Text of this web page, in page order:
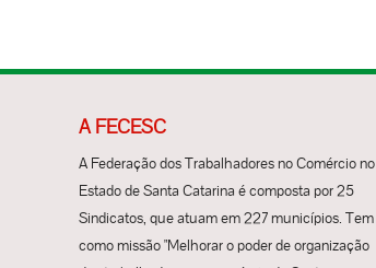
A FECESC
A Federação dos Trabalhadores no Comércio no
Estado de Santa Catarina é composta por 25
Sindicatos, que atuam em 227 municípios. Tem
como missão "Melhorar o poder de organização